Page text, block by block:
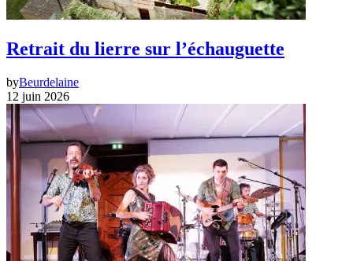
Retrait du lierre sur l’échauguette
byBeurdelaine
12 juin 2026